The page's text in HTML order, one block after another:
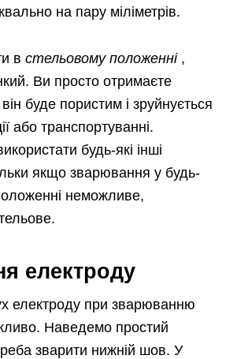
на пару міліметрів.
в стельовому положенні ,
Ви просто отримаєте
буде пористим і зруйнується
або транспортуванні.
будь-які інші
якщо зварювання у будь-
неможливе,
електроду
електроду при зварюванню
Наведемо простий
зварити нижній шов. У